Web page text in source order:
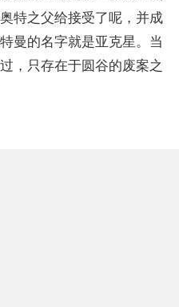
特之父给接受了呢，并成
曼的名字就是亚克星。当
，只存在于圆谷的废案之